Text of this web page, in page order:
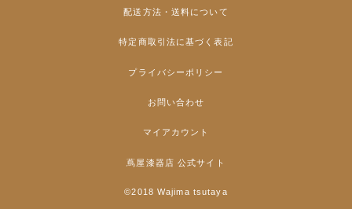
配送方法・送料について
特定商取引法に基づく表記
プライバシーポリシー
お問い合わせ
マイアカウント
蔦屋漆器店 公式サイト
©2018 Wajima tsutaya